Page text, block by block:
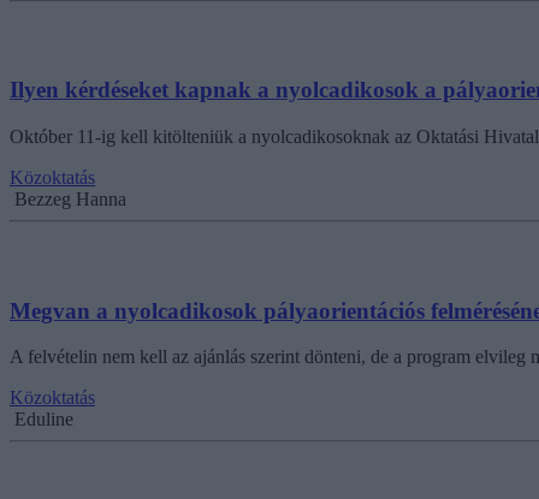
Ilyen kérdéseket kapnak a nyolcadikosok a
Október 11-ig kell kitölteniük a nyolcadikosoknak az Oktatási
Közoktatás
Bezzeg Hanna
Megvan a nyolcadikosok pályaorientációs
A felvételin nem kell az ajánlás szerint dönteni, de a program
Közoktatás
Eduline